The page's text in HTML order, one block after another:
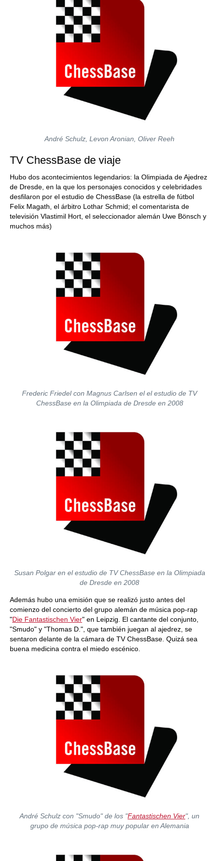
André Schulz, Levon Aronian, Oliver Reeh
TV ChessBase de viaje
Hubo dos acontecimientos legendarios: la Olimpiada de Ajedrez
de Dresde, en la que los personajes conocidos y celebridades
desfilaron por el estudio de ChessBase (la estrella de fútbol
Felix Magath, el árbitro Lothar Schmid; el comentarista de
televisión Vlastimil Hort, el seleccionador alemán Uwe Bönsch y
muchos más)
Frederic Friedel con Magnus Carlsen el el estudio de TV
ChessBase en la Olimpiada de Dresde en 2008
Susan Polgar en el estudio de TV ChessBase en la Olimpiada
de Dresde en 2008
Además hubo una emisión que se realizó justo antes del
comienzo del concierto del grupo alemán de música pop-rap
"Die Fantastischen Vier" en Leipzig. El cantante del conjunto,
"Smudo" y "Thomas D.", que también juegan al ajedrez, se
sentaron delante de la cámara de TV ChessBase. Quizá sea
buena medicina contra el miedo escénico.
André Schulz con "Smudo" de los "Fantastischen Vier", un
grupo de música pop-rap muy popular en Alemania